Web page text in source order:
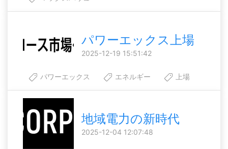
パワーエックス上場
2025-12-19 15:51:42
パワーエックス エネルギー 上場
地域電力の新時代
2025-12-04 12:07:48